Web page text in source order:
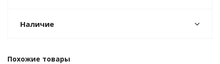
Наличие
Похожие товары